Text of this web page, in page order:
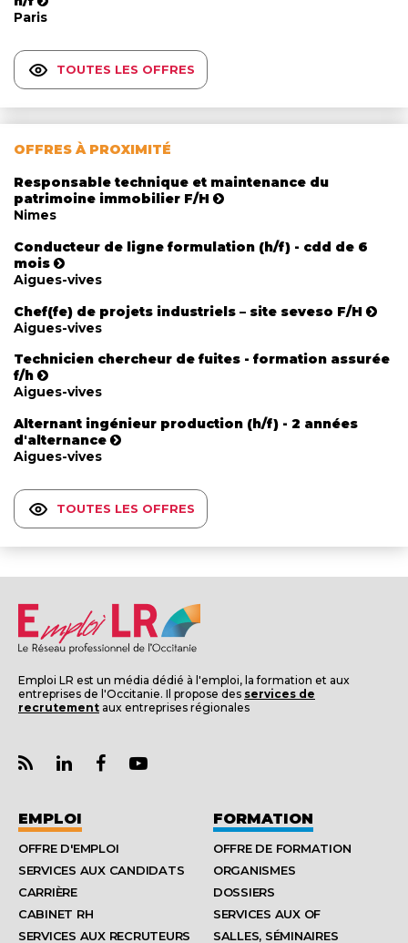
Paris
TOUTES LES OFFRES
OFFRES À PROXIMITÉ
Responsable technique et maintenance du
patrimoine immobilier F/H
Nimes
Conducteur de ligne formulation (h/f) - cdd de 6
mois
Aigues-vives
Chef(fe) de projets industriels – site seveso F/H
Aigues-vives
Technicien chercheur de fuites - formation assurée
f/h
Aigues-vives
Alternant ingénieur production (h/f) - 2 années
d'alternance
Aigues-vives
TOUTES LES OFFRES
Emploi LR est un média dédié à l'emploi, la formation et aux
entreprises de l'Occitanie. Il propose des services de
recrutement aux entreprises régionales
EMPLOI
OFFRE D'EMPLOI
SERVICES AUX CANDIDATS
CARRIÈRE
CABINET RH
SERVICES AUX RECRUTEURS
FORMATION
OFFRE DE FORMATION
ORGANISMES
DOSSIERS
SERVICES AUX OF
SALLES, SÉMINAIRES